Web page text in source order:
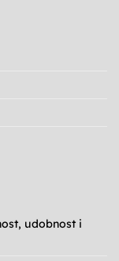
udobnost i